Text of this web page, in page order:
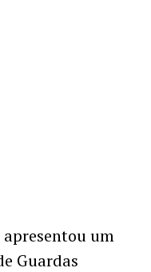
apresentou um
Guardas